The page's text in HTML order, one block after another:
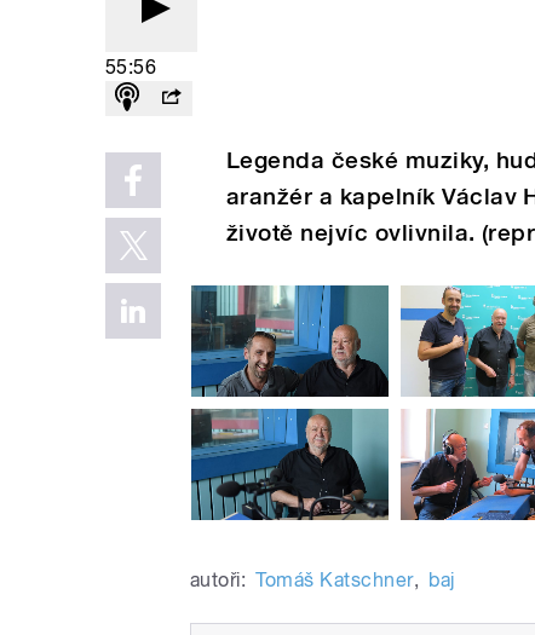
55:56
Legenda české muziky,
aranžér a kapelník Václav
životě nejvíc ovlivnila.
autoři: Tomáš Katschner, baj